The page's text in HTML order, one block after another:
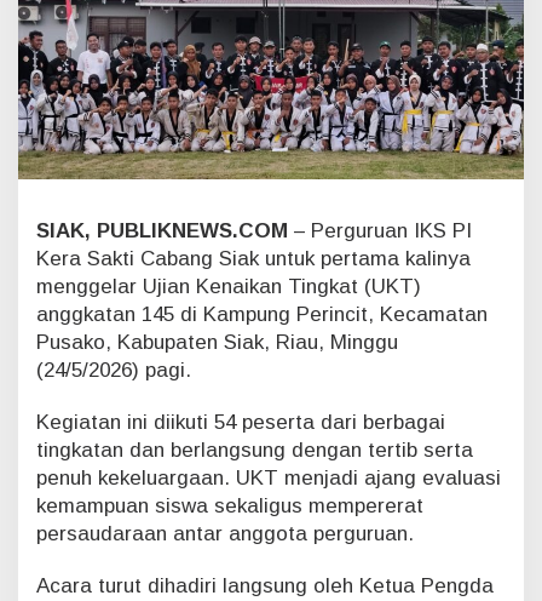
e
r
i
n
c
i
t
,
e
g
u
u
K
S
P
I
e
a
SIAK, PUBLIKNEWS.COM – Perguruan IKS PI
Kera Sakti Cabang Siak untuk pertama kalinya
menggelar Ujian Kenaikan Tingkat (UKT)
anggkatan 145 di Kampung Perincit, Kecamatan
Pusako, Kabupaten Siak, Riau, Minggu
(24/5/2026) pagi.
Kegiatan ini diikuti 54 peserta dari berbagai
tingkatan dan berlangsung dengan tertib serta
penuh kekeluargaan. UKT menjadi ajang evaluasi
kemampuan siswa sekaligus mempererat
persaudaraan antar anggota perguruan.
Acara turut dihadiri langsung oleh Ketua Pengda